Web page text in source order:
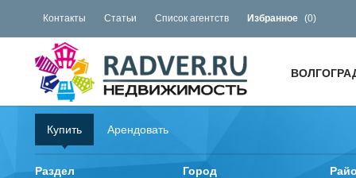
Контакты Статьи Список агентств Избранное (0)
Купить Арендовать
Раздел Город